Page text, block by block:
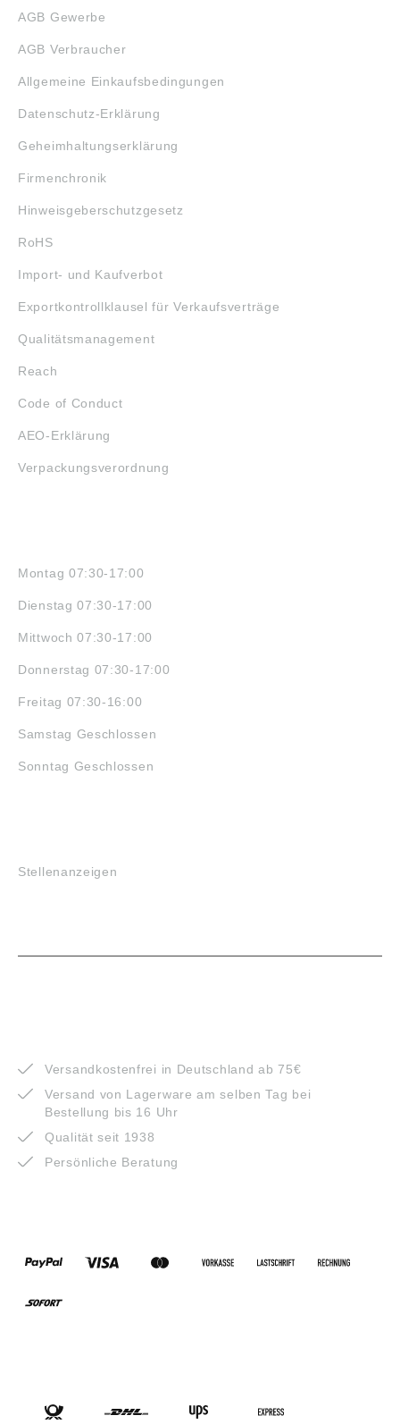
AGB Gewerbe
AGB Verbraucher
Allgemeine Einkaufsbedingungen
Datenschutz-Erklärung
Geheimhaltungserklärung
Firmenchronik
Hinweisgeberschutzgesetz
RoHS
Import- und Kaufverbot
Exportkontrollklausel für Verkaufsverträge
Qualitätsmanagement
Reach
Code of Conduct
AEO-Erklärung
Verpackungsverordnung
Montag 07:30-17:00
Dienstag 07:30-17:00
Mittwoch 07:30-17:00
Donnerstag 07:30-17:00
Freitag 07:30-16:00
Samstag Geschlossen
Sonntag Geschlossen
Stellenanzeigen
Versandkostenfrei in Deutschland ab 75€
Versand von Lagerware am selben Tag bei
Bestellung bis 16 Uhr
Qualität seit 1938
Persönliche Beratung